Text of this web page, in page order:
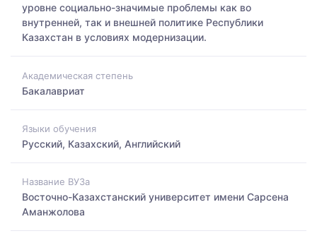
уровне социально-значимые проблемы как во
внутренней, так и внешней политике Республики
Казахстан в условиях модернизации.
Академическая степень
Бакалавриат
Языки обучения
Русский, Казахский, Английский
Название ВУЗа
Восточно-Казахстанский университет имени Сарсена
Аманжолова